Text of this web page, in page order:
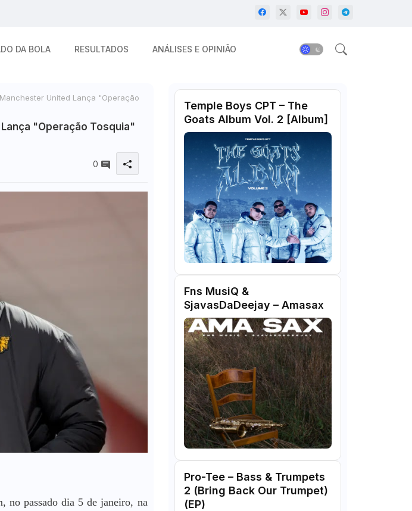
DA BOLA RESULTADOS ANÁLISES E OPINIÃO
Manchester United Lança "Operação
Lança "Operação Tosquia"
0
no passado dia 5 de janeiro, na
Temple Boys CPT – The
Goats Album Vol. 2 [Album]
Fns MusiQ &
SjavasDaDeejay – Amasax
Pro-Tee – Bass & Trumpets
2 (Bring Back Our Trumpet)
(EP)